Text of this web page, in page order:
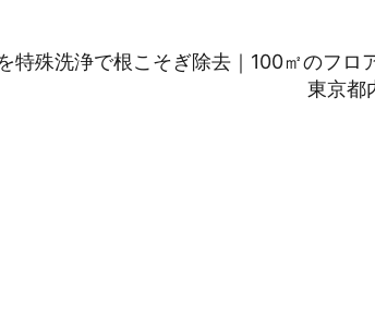
殊洗浄で根こそぎ除去｜100㎡のフロ
東京都